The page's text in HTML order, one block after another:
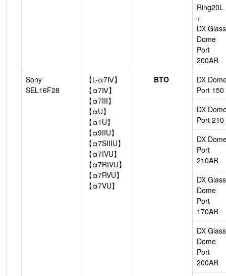
Ring20L
+
DX Glass
Dome
Port
200AR
Sony
SEL16F28
【L-α7Ⅳ】
【α7Ⅳ】
【α7III】
【αU】
【α1U】
【α9IIU】
【α7SIIIU】
【α7IVU】
【α7RIVU】
【α7RVU】
【α7VU】
BTO
DX
Port 150
DX
Port 210
DX
Port
210AR
DX Glass
Dome
Port
170AR
DX Glass
Dome
Port
200AR